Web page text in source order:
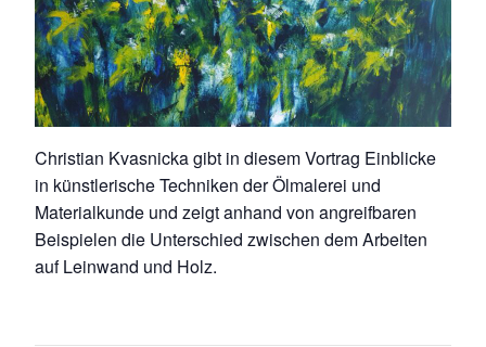
Christian Kvasnicka gibt in diesem Vortrag Einblicke
in künstlerische Techniken der Ölmalerei und
Materialkunde und zeigt anhand von angreifbaren
Beispielen die Unterschied zwischen dem Arbeiten
auf Leinwand und Holz.